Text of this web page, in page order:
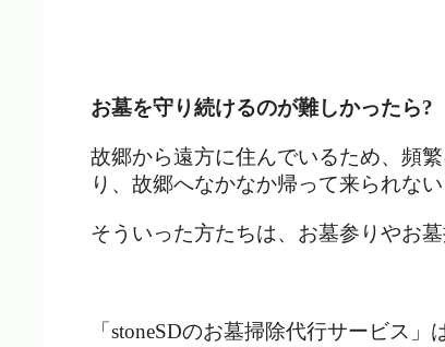
お墓を守り続けるのが難しかったら?
故郷から遠方に住んでいるため、頻
り、故郷へなかなか帰って来られな
そういった方たちは、お墓参りやお
「 stoneSDのお墓掃除代行サービス」